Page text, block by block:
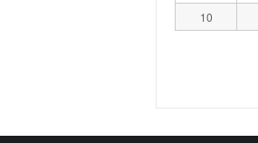
10